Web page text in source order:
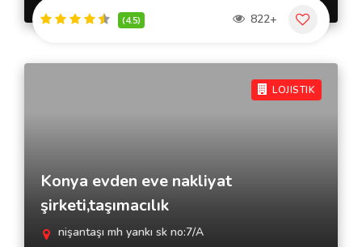
(4.5) 822+
LOJISTIK
Konya evden eve nakliyat
şirketi,taşımacılık
nişantaşı mh yankı sk no:7/A